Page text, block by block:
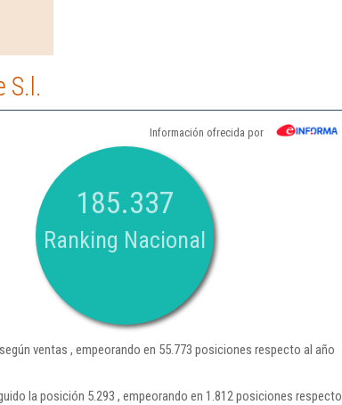
S.l.
Información ofrecida por
185.337
Ranking Nacional
según ventas , empeorando en 55.773 posiciones respecto al año
la posición 5.293 , empeorando en 1.812 posiciones respecto